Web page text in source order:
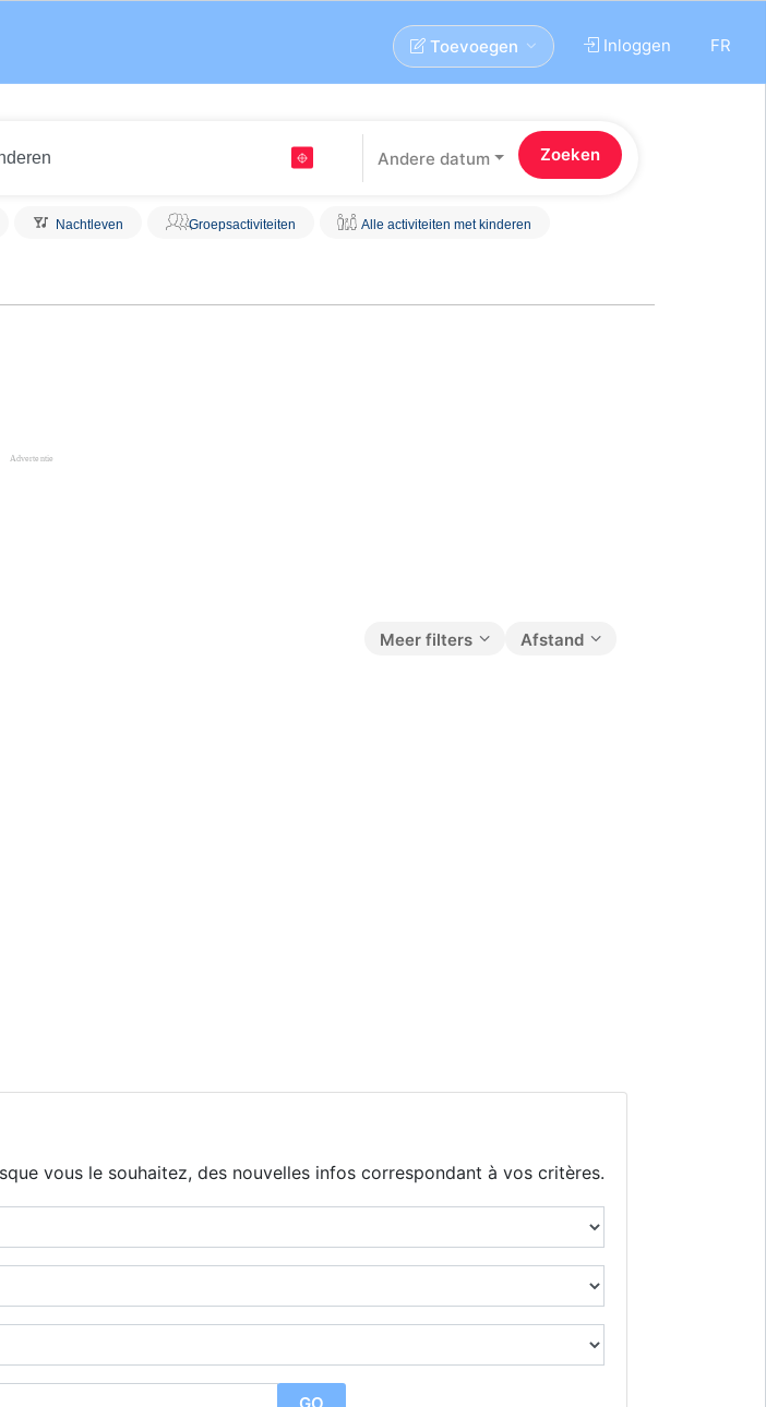
FR
Inloggen
Toevoegen
Andere datum
Nachtleven Groepsactiviteiten Alle activiteiten met kinderen
Afstand
Meer filters
vous le souhaitez, des nouvelles infos correspondant à vos critères.